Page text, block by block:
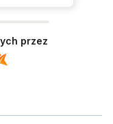
przez